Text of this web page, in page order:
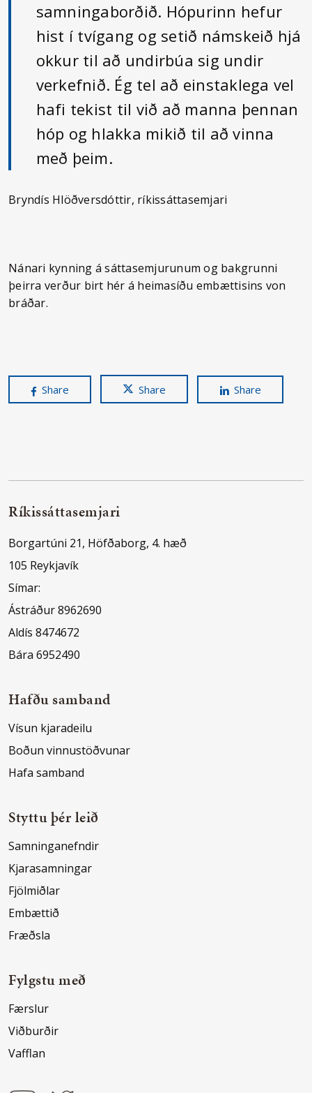
samningaborðið. Hópurinn hefur
hist í tvígang og setið námskeið hjá
okkur til að undirbúa sig undir
verkefnið. Ég tel að einstaklega vel
hafi tekist til við að manna þennan
hóp og hlakka mikið til að vinna
með þeim.
Bryndís Hlöðversdóttir, ríkissáttasemjari
Nánari kynning á sáttasemjurunum og bakgrunni
þeirra verður birt hér á heimasíðu embættisins von
bráðar.
Share Share Share
Ríkissáttasemjari
Borgartúni 21, Höfðaborg, 4. hæð
105 Reykjavík
Símar:
Ástráður 8962690
Aldís 8474672
Bára 6952490
Hafðu samband
Vísun kjaradeilu
Boðun vinnustöðvunar
Hafa samband
Styttu þér leið
Samninganefndir
Kjarasamningar
Fjölmiðlar
Embættið
Fræðsla
Fylgstu með
Færslur
Viðburðir
Vafflan